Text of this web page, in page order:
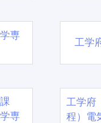
専
工学
専
工学
程）電